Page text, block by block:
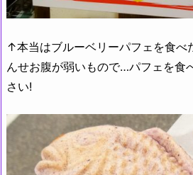
↑本当はブルーベリーパフェを食べ
んせお腹が弱いもので…パフェを食
さい!